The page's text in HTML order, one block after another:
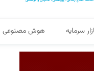
سرمایه هوش مصنوعی